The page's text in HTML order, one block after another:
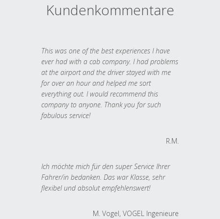
Kundenkommentare
This was one of the best experiences I have
ever had with a cab company. I had problems
at the airport and the driver stayed with me
for over an hour and helped me sort
everything out. I would recommend this
company to anyone. Thank you for such
fabulous service!
R.M.
Ich möchte mich für den super Service Ihrer
Fahrer/in bedanken. Das war Klasse, sehr
flexibel und absolut empfehlenswert!
M. Vogel, VOGEL Ingenieure